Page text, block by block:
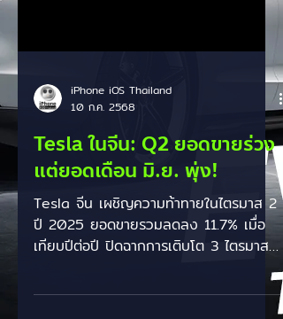
10 ก.ค. 2568
Tesla ในจีน: Q2 ยอดขายร่วง
แต่ยอดเดือน มิ.ย. พุ่ง!
Tesla จีน เผชิญความท้าทายในไตรมาส 2
ปี 2025 ยอดขายรวมลดลง 11.7% เมื่อ
ติด! แต่...เดือน มิ.ย....